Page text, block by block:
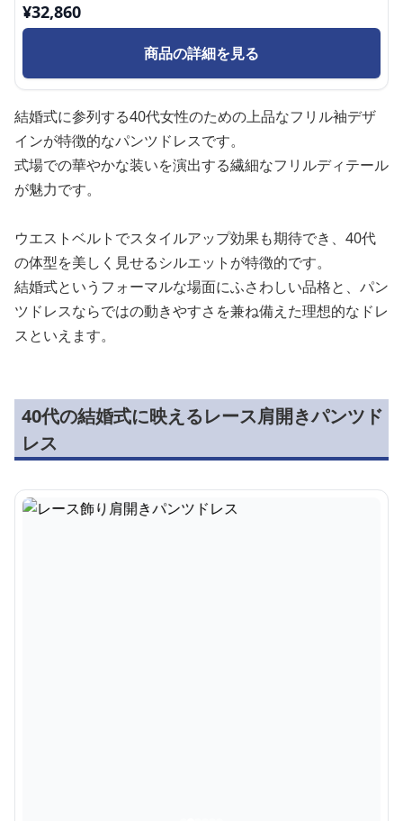
¥32,860
商品の詳細を見る
結婚式に参列する40代女性のための上品なフリル袖デザ
インが特徴的なパンツドレスです。
式場での華やかな装いを演出する繊細なフリルディテール
が魅力です。
ウエストベルトでスタイルアップ効果も期待でき、40代
の体型を美しく見せるシルエットが特徴的です。
結婚式というフォーマルな場面にふさわしい品格と、パン
ツドレスならではの動きやすさを兼ね備えた理想的なドレ
スといえます。
40代の結婚式に映えるレース肩開きパンツド
レス